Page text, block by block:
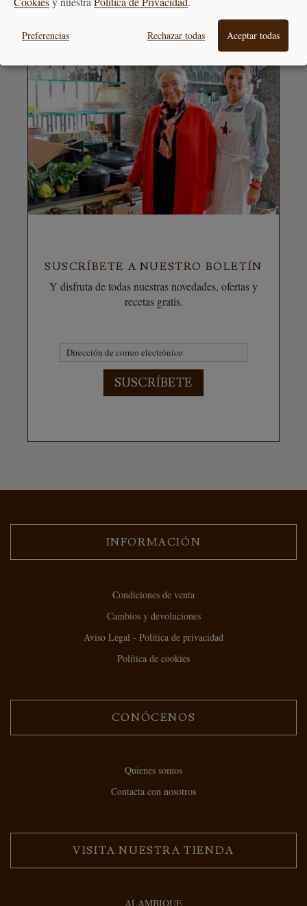
SUSCRÍBETE A NUESTRO BOLETÍN
Y disfruta de todas nuestras novedades, ofertas y
recetas gratis.
SUSCRÍBETE
INFORMACIÓN
Condiciones de venta
Cambios y devoluciones
Aviso Legal - Política de privacidad
Política de cookies
CONÓCENOS
Quienes somos
Contacta con nosotros
VISITA NUESTRA TIENDA
ALAMBIQUE
Preferencias Rechazar todas Aceptar todas